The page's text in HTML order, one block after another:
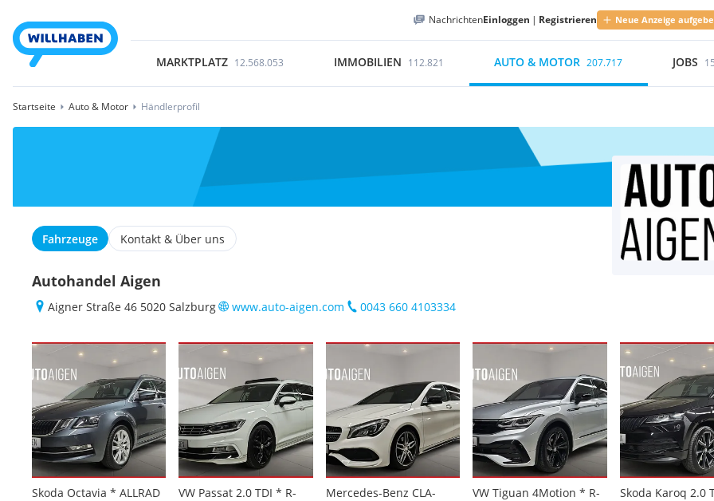
NachrichtenEinloggen | Registrieren Neue Anzeige
MARKTPLATZ 12.568.053 IMMOBILIEN 112.821 AUTO & MOTOR 207.717 JOBS
Startseite Auto & Motor Händlerprofil
Fahrzeuge Kontakt & Über uns
Autohandel Aigen
Aigner Straße 46 5020 Salzburg www.auto-aigen.com 0043 660 4103334
Skoda Octavia * ALLRAD
VW Passat 2.0 TDI * R-
Mercedes-Benz CLA-
VW Tiguan 4Motion * R-
Skoda Karoq 2.0